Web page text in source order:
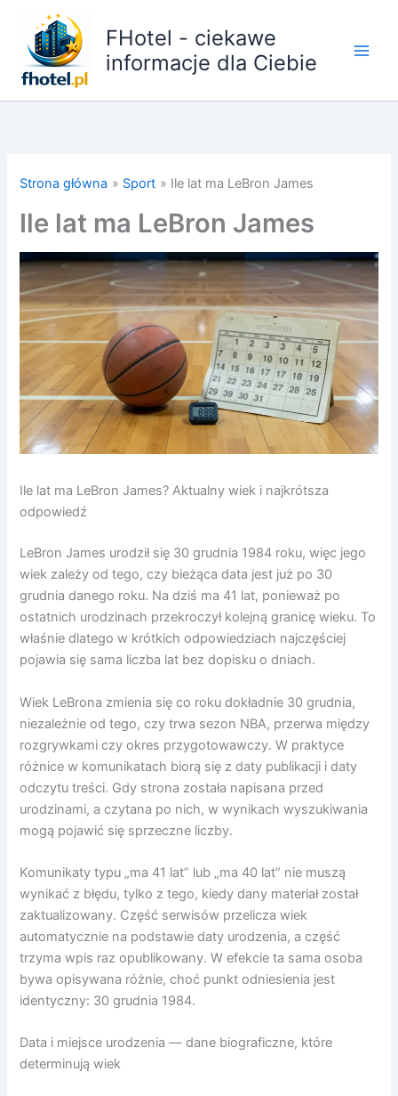
treści
FHotel - ciekawe
informacje dla Ciebie
Strona główna Sport Ile lat ma LeBron James
Ile lat ma LeBron James
Ile lat ma LeBron James? Aktualny wiek i najkrótsza
odpowiedź
LeBron James urodził się 30 grudnia 1984 roku, więc jego
wiek zależy od tego, czy bieżąca data jest już po 30
grudnia danego roku. Na dziś ma 41 lat, ponieważ po
ostatnich urodzinach przekroczył kolejną granicę wieku. To
właśnie dlatego w krótkich odpowiedziach najczęściej
pojawia się sama liczba lat bez dopisku o dniach.
Wiek LeBrona zmienia się co roku dokładnie 30 grudnia,
niezależnie od tego, czy trwa sezon NBA, przerwa między
rozgrywkami czy okres przygotowawczy. W praktyce
różnice w komunikatach biorą się z daty publikacji i daty
odczytu treści. Gdy strona została napisana przed
urodzinami, a czytana po nich, w wynikach wyszukiwania
mogą pojawić się sprzeczne liczby.
Komunikaty typu „ma 41 lat” lub „ma 40 lat” nie muszą
wynikać z błędu, tylko z tego, kiedy dany materiał został
zaktualizowany. Część serwisów przelicza wiek
automatycznie na podstawie daty urodzenia, a część
trzyma wpis raz opublikowany. W efekcie ta sama osoba
bywa opisywana różnie, choć punkt odniesienia jest
identyczny: 30 grudnia 1984.
Data i miejsce urodzenia — dane biograficzne, które
determinują wiek